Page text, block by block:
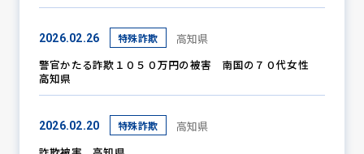
2026.02.26 特殊詐欺
高知県
警官かたる詐欺１０５０万円の被害 南国の７０代女性
高知県
2026.02.20 特殊詐欺
高知県